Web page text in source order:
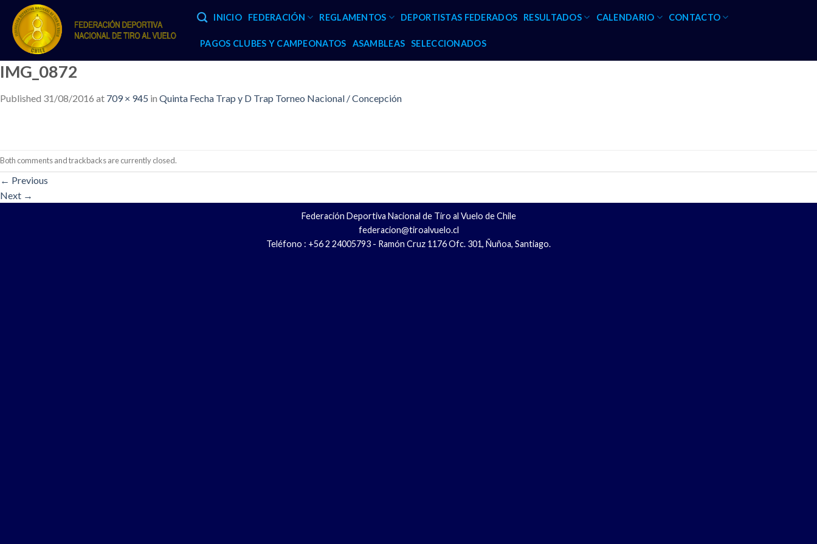
content
INICIO FEDERACIÓN REGLAMENTOS DEPORTISTAS FEDERADOS RESULTADOS CALENDARIO CONTACTO
PAGOS CLUBES Y CAMPEONATOS ASAMBLEAS SELECCIONADOS
IMG_0872
Published 31/08/2016 at 709 × 945 in Quinta Fecha Trap y D Trap Torneo Nacional / Concepción
Both comments and trackbacks are currently closed.
← Previous
Next →
Federación Deportiva Nacional de Tiro al Vuelo de Chile
federacion@tiroalvuelo.cl
Teléfono : +56 2 24005793 - Ramón Cruz 1176 Ofc. 301, Ñuñoa, Santiago.